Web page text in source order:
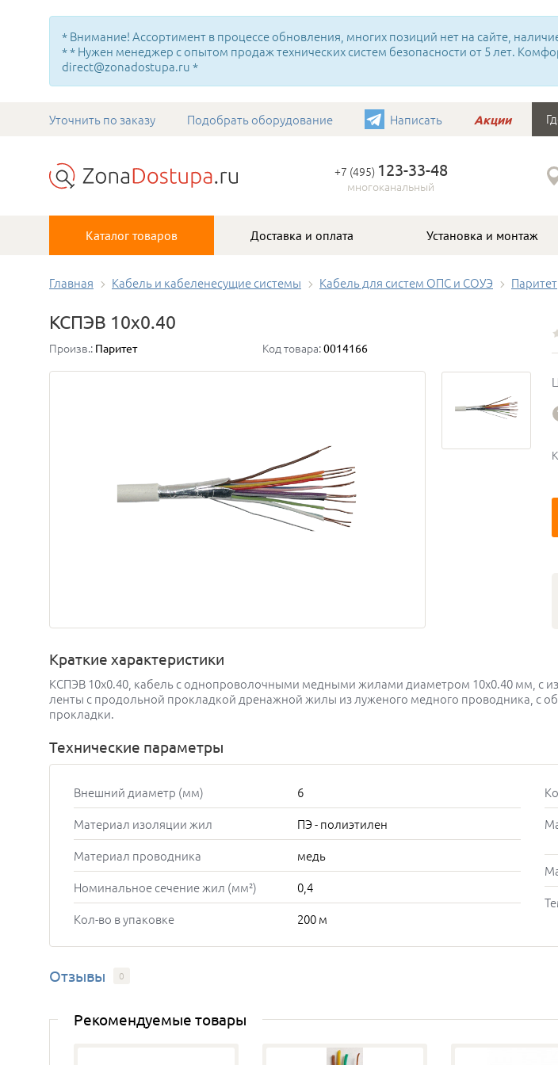
* Внимание! Ассортимент в процессе обновления, многих позиций нет на сайте,
* * Нужен менеджер с опытом продаж технических систем безопасности от 5 лет.
direct@zonadostupa.ru *
Уточнить по заказу Подобрать оборудование Написать Акции
+7 (495) 123-33-48
многоканальный
Каталог товаров Доставка и оплата Установка и монтаж
Главная Кабель и кабеленесущие системы Кабель для систем ОПС и СОУЭ Паритет
КСПЭВ 10х0.40
Произв.: Паритет Код товара:0014166
Краткие характеристики
КСПЭВ 10х0.40, кабель с однопроволочными медными жилами диаметром 10х0.40 мм, с
ленты с продольной прокладкой дренажной жилы из луженого медного проводника, с
прокладки.
Технические параметры
Внешний диаметр (мм)
6
Материал изоляции жил
ПЭ - полиэтилен
Материал проводника
медь
Номинальное сечение жил (мм²)
0,4
Кол-во в упаковке
200 м
Отзывы 0
Рекомендуемые товары